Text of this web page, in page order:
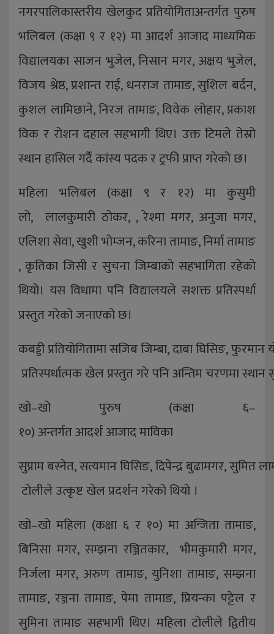
नगरपालिकास्तरीय खेलकुद प्रतियोगिताअन्तर्गत पुरुष
भलिबल (कक्षा ९ र १२) मा आदर्श आजाद माध्यमिक
विद्यालयका साजन भुजेल, निसान मगर, अक्षय भुजेल,
विजय श्रेष्ठ, प्रशान्त राई, धनराज तामाङ, सुशिल बर्दन,
कुशल लामिछाने, निरज तामाङ, विवेक लोहार, प्रकाश
विक र रोशन दहाल सहभागी थिए। उक्त टिमले तेस्रो
स्थान हासिल गर्दै कांस्य पदक र ट्रफी प्राप्त गरेको छ।
महिला भलिबल (कक्षा ९ र १२) मा कुसुमी
लो, लालकुमारी ठोकर, , रेश्मा मगर, अनुजा मगर,
एलिशा सेवा, खुशी भोम्जन, करिना तामाङ, निर्मा तामाङ
, कृतिका जिसी र सुचना जिम्बाको सहभागिता रहेको
थियो। यस विधामा पनि विद्यालयले सशक्त प्रतिस्पर्धा
प्रस्तुत गरेको जनाएको छ।
कबड्डी प्रतियोगितामा सजिब जिम्बा, दाबा घिसिङ,
प्रतिस्पर्धात्मक खेल प्रस्तुत गरे पनि अन्तिम चरणमा
खो–खो पुरुष (कक्षा ६–
१०) अन्तर्गत आदर्श आजाद माविका
सुप्राम बस्नेत, सत्यमान घिसिङ, दिपेन्द्र बुढामगर, सुमित
टोलीले उत्कृष्ट खेल प्रदर्शन गरेको थियो ।
खो–खो महिला (कक्षा ६ र १०) मा अन्जिता तामाङ,
बिनिसा मगर, सम्झना रञ्जितकार, भीमकुमारी मगर,
निर्जला मगर, अरुण तामाङ, युनिशा तामाङ, सम्झना
तामाङ, रञ्जना तामाङ, पेमा तामाङ, प्रियन्का पट्टेल र
सुमिना तामाङ सहभागी थिए। महिला टोलीले द्वितीय